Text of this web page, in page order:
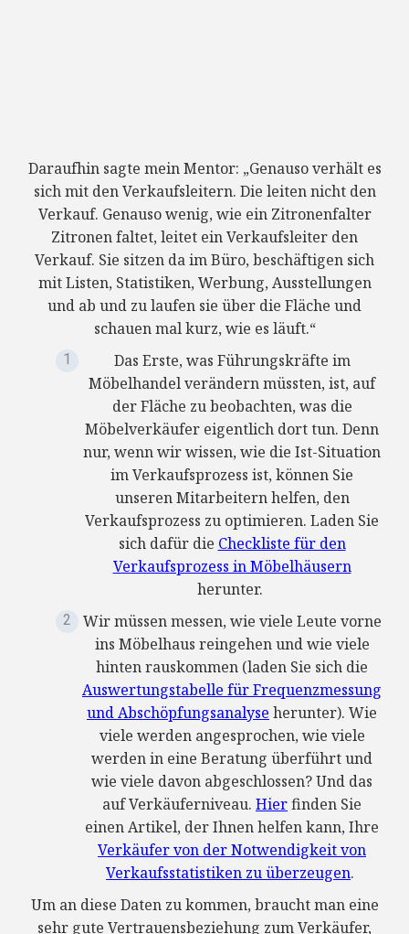
Daraufhin sagte mein Mentor: „Genauso verhält es
sich mit den Verkaufsleitern. Die leiten nicht den
Verkauf. Genauso wenig, wie ein Zitronenfalter
Zitronen faltet, leitet ein Verkaufsleiter den
Verkauf. Sie sitzen da im Büro, beschäftigen sich
mit Listen, Statistiken, Werbung, Ausstellungen
und ab und zu laufen sie über die Fläche und
schauen mal kurz, wie es läuft.“
Das Erste, was Führungskräfte im
Möbelhandel verändern müssten, ist, auf
der Fläche zu beobachten, was die
Möbelverkäufer eigentlich dort tun. Denn
nur, wenn wir wissen, wie die Ist-Situation
im Verkaufsprozess ist, können Sie
unseren Mitarbeitern helfen, den
Verkaufsprozess zu optimieren. Laden Sie
sich dafür die Checkliste für den
Verkaufsprozess in Möbelhäusern
herunter.
Wir müssen messen, wie viele Leute vorne
ins Möbelhaus reingehen und wie viele
hinten rauskommen (laden Sie sich die
Auswertungstabelle für Frequenzmessung
und Abschöpfungsanalyse herunter). Wie
viele werden angesprochen, wie viele
werden in eine Beratung überführt und
wie viele davon abgeschlossen? Und das
auf Verkäuferniveau. Hierfinden Sie
einen Artikel, der Ihnen helfen kann, Ihre
Verkäufer von der Notwendigkeit von
Verkaufsstatistiken zu überzeugen.
Um an diese Daten zu kommen, braucht man eine
sehr gute Vertrauensbeziehung zum Verkäufer,